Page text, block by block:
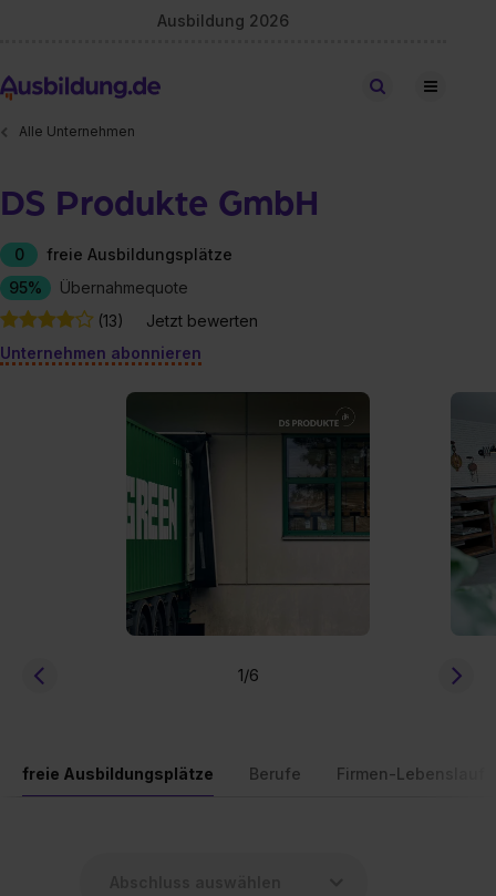
Ausbildung 2026
Stellen finden
Alle Unternehmen
DS Produkte GmbH
0
freie Ausbildungsplätze
95%
Übernahmequote
(13)
Jetzt bewerten
Unternehmen abonnieren
1/6
freie Ausbildungsplätze Berufe Firmen-Lebenslauf